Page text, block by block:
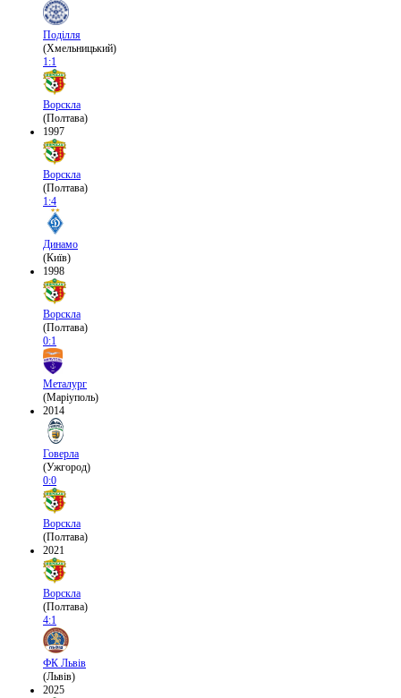
Поділля
(Хмельницький)
1:1
Ворскла
(Полтава)
1997
Ворскла
(Полтава)
1:4
Динамо
(Київ)
1998
Ворскла
(Полтава)
0:1
Металург
(Маріуполь)
2014
Говерла
(Ужгород)
0:0
Ворскла
(Полтава)
2021
Ворскла
(Полтава)
4:1
ФК Львів
(Львів)
2025